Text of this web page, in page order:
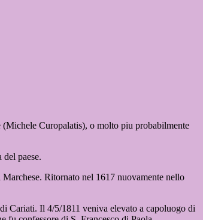
Curopalatis), o molto piu probabilmente
paese.
Ritornato nel 1617 nuovamente nello
Cariati. Il 4/5/1811 veniva elevato a capoluogo di